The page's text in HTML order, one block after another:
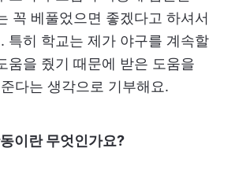
꼭 베풀었으면 좋겠다고 하셔서
특히 학교는 제가 야구를 계속할
움을 줬기 때문에 받은 도움을
다는 생각으로 기부해요.
이란 무엇인가요?